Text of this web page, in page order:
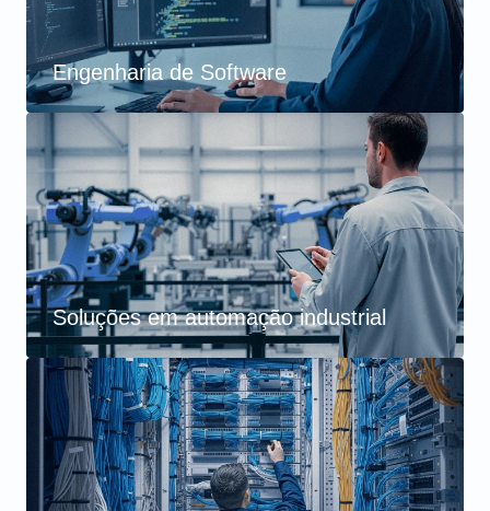
Engenharia de Software
Soluções em automação industrial